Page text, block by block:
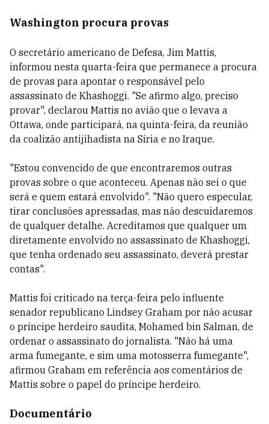
Washington procura provas
O secretário americano de Defesa, Jim Mattis,
informou nesta quarta-feira que permanece a procura
de provas para apontar o responsável pelo
assassinato de Khashoggi. "Se afirmo algo, preciso
provar", declarou Mattis no avião que o levava a
Ottawa, onde participará, na quinta-feira, da reunião
da coalizão antijihadista na Síria e no Iraque.
"Estou convencido de que encontraremos outras
provas sobre o que aconteceu. Apenas não sei o que
será e quem estará envolvido". "Não quero especular,
tirar conclusões apressadas, mas não descuidaremos
de qualquer detalhe. Acreditamos que qualquer um
diretamente envolvido no assassinato de Khashoggi,
que tenha ordenado seu assassinato, deverá prestar
contas".
Mattis foi criticado na terça-feira pelo influente
senador republicano Lindsey Graham por não acusar
o príncipe herdeiro saudita, Mohamed bin Salman, de
ordenar o assassinato do jornalista. "Não há uma
arma fumegante, e sim uma motosserra fumegante",
afirmou Graham em referência aos comentários de
Mattis sobre o papel do príncipe herdeiro.
Documentário